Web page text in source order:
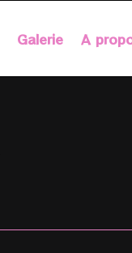
Galerie A